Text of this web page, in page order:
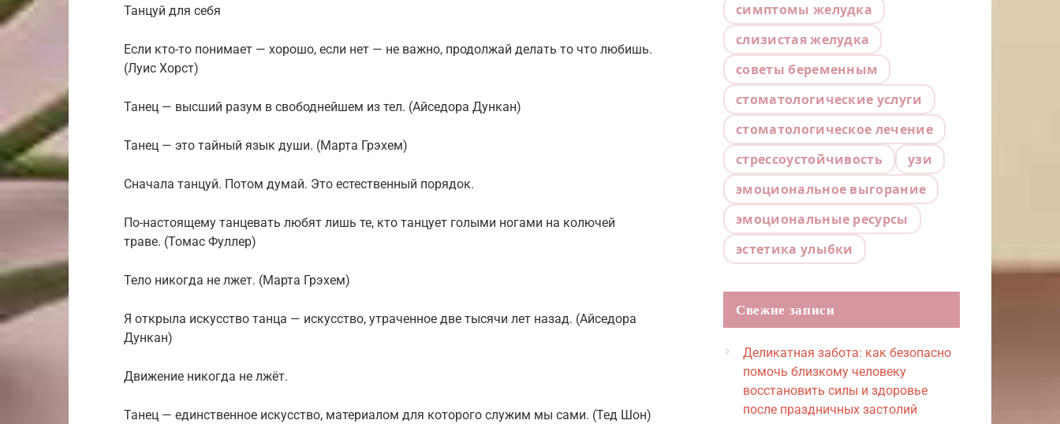
Танцуй для себя
Если кто-то понимает — хорошо, если нет — не важно, продолжай делать то что любишь.
(Луис Хорст)
Танец — высший разум в свободнейшем из тел. (Айседора Дункан)
Танец — это тайный язык души. (Марта Грэхем)
Сначала танцуй. Потом думай. Это естественный порядок.
По-настоящему танцевать любят лишь те, кто танцует голыми ногами на колючей
траве. (Томас Фуллер)
Тело никогда не лжет. (Марта Грэхем)
Я открыла искусство танца — искусство, утраченное две тысячи лет назад. (Айседора
Дункан)
Движение никогда не лжёт.
Танец — единственное искусство, материалом для которого служим мы сами. (Тед Шон)
симптомы желудка
слизистая желудка
советы беременным
стоматологические услуги
стоматологическое лечение
стрессоустойчивость
узи
эмоциональное выгорание
эмоциональные ресурсы
эстетика улыбки
Свежие записи
Деликатная забота: как безопасно
помочь близкому человеку
восстановить силы и здоровье
после праздничных застолий